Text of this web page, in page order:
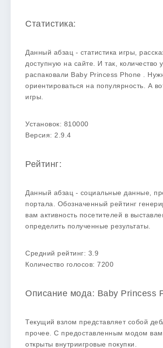
Статистика:
Данный абзац - статистика игры,
доступную на сайте. И так, количество
распаковали Baby Princess Phone .
ориентироваться на популярность. А
игры.
Установок: 810000
Версия: 2.9.4
Рейтинг:
Данный абзац - социальные данные,
портала. Обозначенный рейтинг
вам активность посетителей в
определить полученные результаты.
Средний рейтинг: 3.9
Количество голосов: 7200
Описание мода: Baby Princess
Текущий взлом представляет собой
прочее. С предоставленным модом вам
открыты внутриигровые покупки.